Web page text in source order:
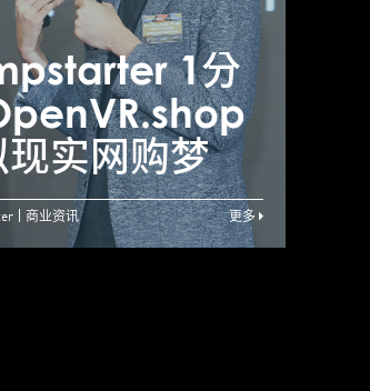
1分
现实网购梦
商业资讯
更多